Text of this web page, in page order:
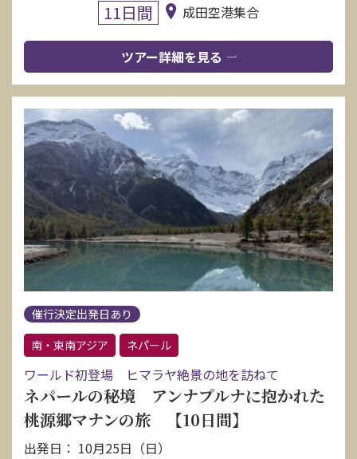
11日間 成田空港集合
ツアー詳細を見る
催行決定出発日あり
南・東南アジア
ネパール
ワールド初登場 ヒマラヤ絶景の地を訪ねて
ネパールの秘境 アンナプルナに抱かれた
桃源郷マナンの旅 【10日間】
出発日： 10月25日（日）